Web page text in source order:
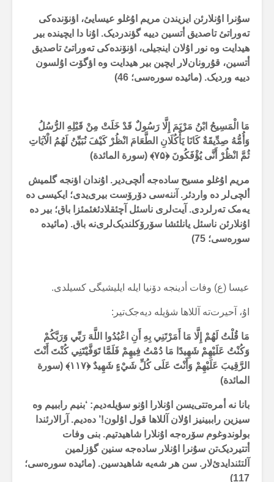
سۇنرا اۇنلارئن ایزیندن مریم اۇغلو عیسایئ، اؤنۆندەکی
تەوراتئ تاصدیق أتسین دییە گؤندردیک. اۇنا دا ایچیندە بیر
هیدایت وە نور اۇلان اینجیلی، اؤنۆندەکی تەوراتئ تاصدیق
أتسین، قۇرونان‌لار ایچین بیر هیدایت وە اؤگۆت اۇلسون
دییە وردیک. (مائیدە سورەسی؛ 46)
مَا الْمَسِيحُ ابْنُ مَرْيَمَ إِلَّا رَسُولٌ قَدْ خَلَتْ مِنْ قَبْلِهِ الرُّسُلُ
وَأُمُّهُ صِدِّيقَةٌ كَانَا يَأْكُلَانِ الطَّعَامَ انْظُرْ كَيْفَ نُبَيِّنُ لَهُمُ الْآيَاتِ
ثُمَّ انْظُرْ أَنَّى يُؤْفَكُونَ ﴿۷۵﴾ (سورة المائدة)
مریم اۇغلو مسیح سادەجە ألچی‌دیر. اۇندان اؤنجە گلمیش
ألچی‌لر دە واردئر. آننەسی دۆرۆست بیری‌یدی؛ ایکیسی دە
یەمک تەرلردی. آیت‌لری ناسئل آچئقلادئغئمئزا باق؛ بیر دە
اۇنلارئن ناسئل یانلئشا سۆرۆکلندیک‌لری‌نە باق. (مائیدە
سورەسی؛ 75)
عیسا (ع) وفات أدینجە دۆنیا ایلە ایلیشیگی کسیلدی.
اۇ، آحیرت‌تە آللاها شؤیلە دیەجک‌تیر:
مَا قُلْتُ لَهُمْ إِلَّا مَا أَمَرْتَنِي بِهِ أَنِ اعْبُدُوا اللَّهَ رَبِّي وَرَبَّكُمْ
وَكُنْتُ عَلَيْهِمْ شَهِيدًا مَا دُمْتُ فِيهِمْ فَلَمَّا تَوَفَّيْتَنِي كُنْتَ أَنْتَ
الرَّقِيبَ عَلَيْهِمْ وَأَنْتَ عَلَى كُلِّ شَيْءٍ شَهِيدٌ ﴿۱۱۷﴾ (سورة
المائدة)
بانا نە أمرەتتی‌یسن اۇنلارا اۇنو سؤیلەدیم: ‘بنیم راببیم وە
سیزین راببینیز اۇلان آللاها قول اۇلون!’ دەدیم. آرالارئندا
بولوندوغوم سۆرەجە اۇنلارا شاهیدتیم. بنی وفات
أتتیردیک‌تن سۇنرا اۇنلار سادەجە سنین گؤزلمین
آلتئندایدئ‌لار. سن هر شەیە شاهیدسین. (مائیدە سورەسی؛
117)